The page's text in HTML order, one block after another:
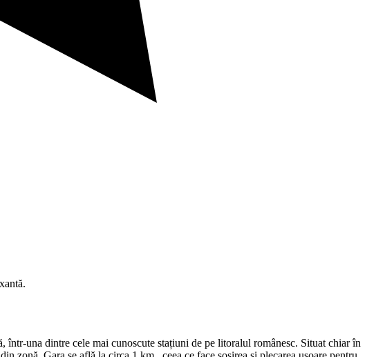
una dintre cele mai cunoscute stațiuni de pe litoralul românesc. Situat chiar în